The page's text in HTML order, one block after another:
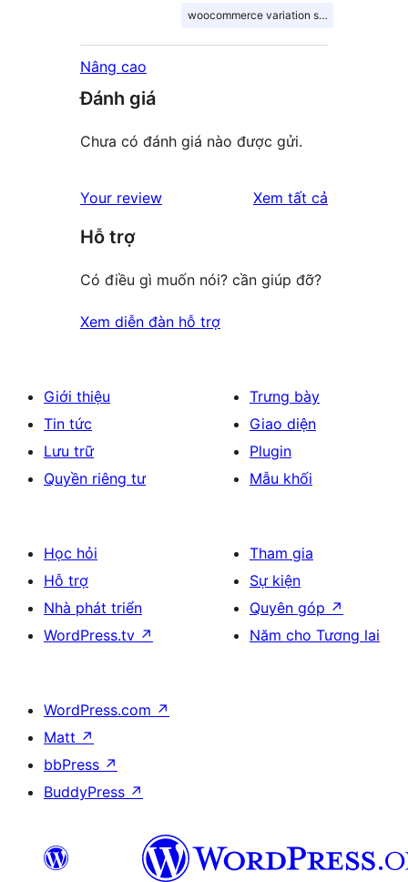
woocommerce variation swatches
Nâng cao
Đánh giá
Chưa có đánh giá nào được gửi.
Your review Xem tất cả
Hỗ trợ
Có điều gì muốn nói? cần giúp đỡ?
Xem diễn đàn hỗ trợ
Giới thiệu
Tin tức
Lưu trữ
Quyền riêng tư
Trưng bày
Giao diện
Plugin
Mẫu khối
Học hỏi
Hỗ trợ
Nhà phát triển
WordPress.tv ↗
Tham gia
Sự kiện
Quyên góp ↗
Năm cho Tương lai
WordPress.com ↗
Matt ↗
bbPress ↗
BuddyPress ↗